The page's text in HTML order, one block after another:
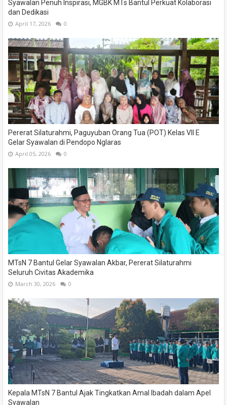
Syawalan Penuh Inspirasi, MGBK MTs Bantul Perkuat Kolaborasi
dan Dedikasi
April 17, 2026 0
Pererat Silaturahmi, Paguyuban Orang Tua (POT) Kelas VII E
Gelar Syawalan di Pendopo Nglaras
April 05, 2026 0
MTsN 7 Bantul Gelar Syawalan Akbar, Pererat Silaturahmi
Seluruh Civitas Akademika
March 30, 2026 0
Kepala MTsN 7 Bantul Ajak Tingkatkan Amal Ibadah dalam Apel
Syawalan